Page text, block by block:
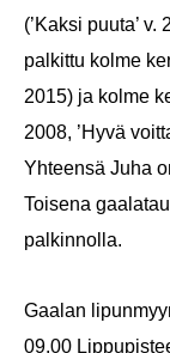
(’Kaksi puuta’ v.
palkittu kolme
2015) ja kolme
2008, ’Hyvä
Yhteensä Juha
Toisena
palkinnolla.
Gaalan
09.00